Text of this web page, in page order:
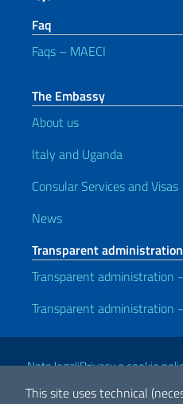
This site uses technical
Faq
Faqs – MAECI
The Embassy
About us
Italy and Uganda
Consular Services and Visas
News
Transparent administration
Transparent administration
Transparent administration
Useful links
Note legaliPrivacy e cookie